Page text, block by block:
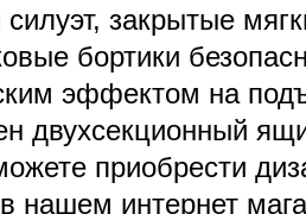
закрытые
бортики
эффектом на
двухсекционный
приобрести
нашем интернет